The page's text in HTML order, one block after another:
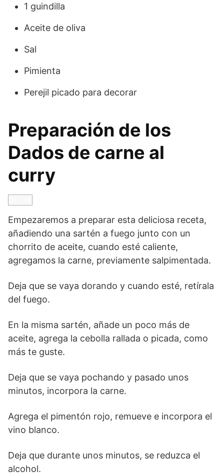
1 guindilla
Aceite de oliva
Sal
Pimienta
Perejil picado para decorar
Preparación de los
Dados de carne al
curry
Empezaremos a preparar esta deliciosa receta,
añadiendo una sartén a fuego junto con un
chorrito de aceite, cuando esté caliente,
agregamos la carne, previamente salpimentada.
Deja que se vaya dorando y cuando esté, retírala
del fuego.
En la misma sartén, añade un poco más de
aceite, agrega la cebolla rallada o picada, como
más te guste.
Deja que se vaya pochando y pasado unos
minutos, incorpora la carne.
Agrega el pimentón rojo, remueve e incorpora el
vino blanco.
Deja que durante unos minutos, se reduzca el
alcohol.